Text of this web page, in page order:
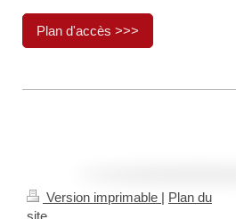
Plan d'accès >>>
Version imprimable | Plan du